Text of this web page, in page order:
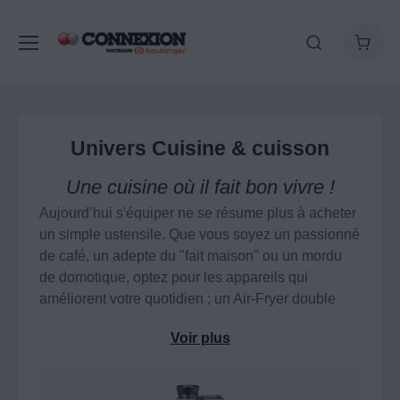
Univers Cuisine & cuisson
Une cuisine où il fait bon vivre !
Aujourd’hui s'équiper ne se résume plus à acheter
un simple ustensile. Que vous soyez un passionné
de café, un adepte du "fait maison" ou un mordu
de domotique, optez pour les appareils qui
améliorent votre quotidien ; un Air-Fryer double
simplifiées, un robot cuiseur connecté, une table
de vous régaler autour d’une raclette, une fondue
Voir plus